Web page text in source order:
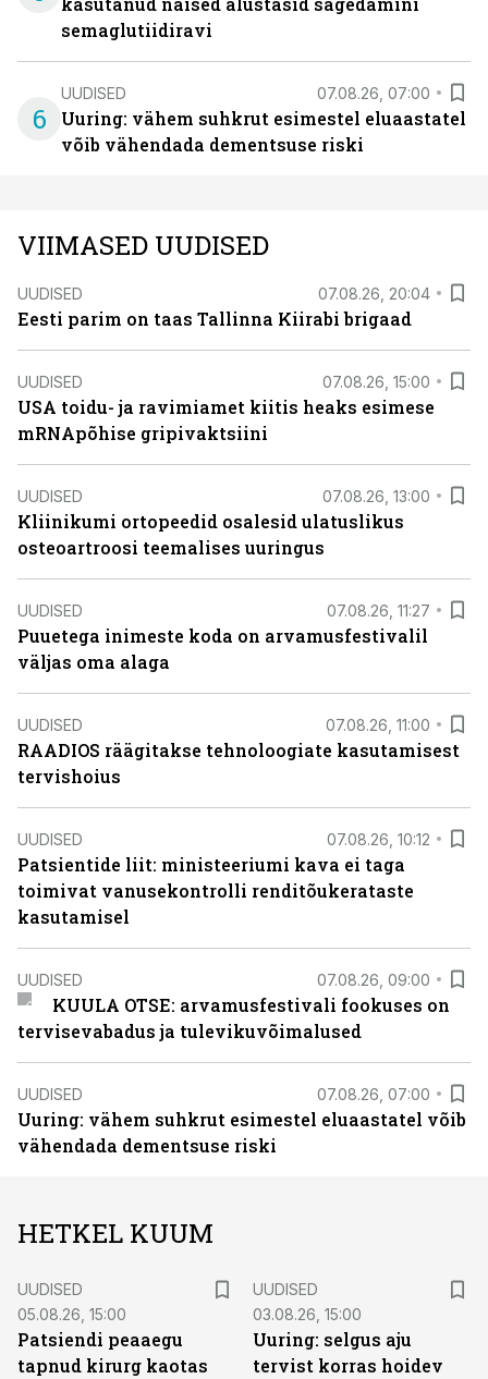
semaglutiidiravi
6
UUDISED 07.08.26, 07:00
Uuring: vähem suhkrut esimestel eluaastatel
võib vähendada dementsuse riski
VIIMASED UUDISED
UUDISED 07.08.26, 20:04
Eesti parim on taas Tallinna Kiirabi brigaad
UUDISED 07.08.26, 15:00
USA toidu- ja ravimiamet kiitis heaks esimese
mRNApõhise gripivaktsiini
UUDISED 07.08.26, 13:00
Kliinikumi ortopeedid osalesid ulatuslikus
osteoartroosi teemalises uuringus
UUDISED 07.08.26, 11:27
Puuetega inimeste koda on arvamusfestivalil
väljas oma alaga
UUDISED 07.08.26, 11:00
RAADIOS räägitakse tehnoloogiate kasutamisest
tervishoius
UUDISED 07.08.26, 10:12
Patsientide liit: ministeeriumi kava ei taga
toimivat vanusekontrolli renditõukerataste
kasutamisel
UUDISED 07.08.26, 09:00
KUULA OTSE: arvamusfestivali fookuses on
tervisevabadus ja tulevikuvõimalused
UUDISED 07.08.26, 07:00
Uuring: vähem suhkrut esimestel eluaastatel võib
vähendada dementsuse riski
HETKEL KUUM
UUDISED
05.08.26, 15:00
Patsiendi peaaegu
tapnud kirurg kaotas
UUDISED
03.08.26, 15:00
Uuring: selgus aju
tervist korras hoidev